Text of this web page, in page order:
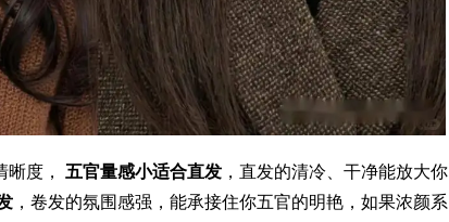
晰度， 五官量感小适合直发 ，直发的清冷、干净能放大你
，卷发的氛围感强，能承接住你五官的明艳，如果浓颜系